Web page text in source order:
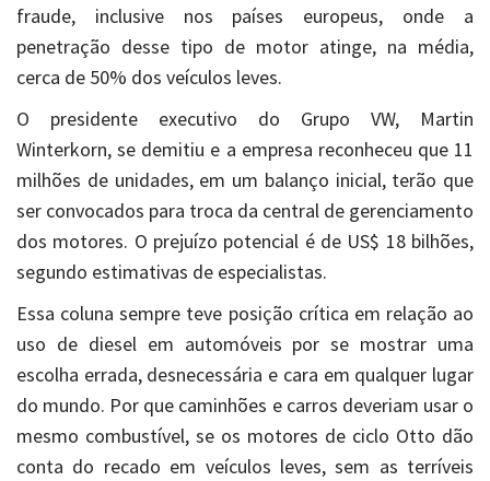
fraude, inclusive nos países europeus, onde a
penetração desse tipo de motor atinge, na média,
cerca de 50% dos veículos leves.
O presidente executivo do Grupo VW, Martin
Winterkorn, se demitiu e a empresa reconheceu que 11
milhões de unidades, em um balanço inicial, terão que
ser convocados para troca da central de gerenciamento
dos motores. O prejuízo potencial é de US$ 18 bilhões,
segundo estimativas de especialistas.
Essa coluna sempre teve posição crítica em relação ao
uso de diesel em automóveis por se mostrar uma
escolha errada, desnecessária e cara em qualquer lugar
do mundo. Por que caminhões e carros deveriam usar o
mesmo combustível, se os motores de ciclo Otto dão
conta do recado em veículos leves, sem as terríveis